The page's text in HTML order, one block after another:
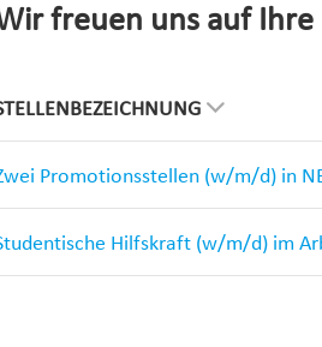
freuen uns auf
Promotionsstellen (w/m/d) in
Hilfskraft (w/m/d) im